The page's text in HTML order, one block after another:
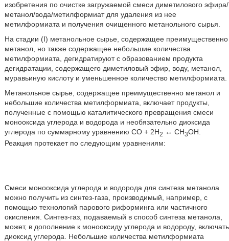
изобретения по очистке загружаемой смеси диметилового эфира/
метанол/вода/метилформиат для удаления из нее
метилформиата и получения очищенного метанольного сырья.
На стадии (I) метанольное сырье, содержащее преимущественно
метанол, но также содержащее небольшие количества
метилформиата, дегидратируют с образованием продукта
дегидратации, содержащего диметиловый эфир, воду, метанол,
муравьиную кислоту и уменьшенное количество метилформиата.
Метанольное сырье, содержащее преимущественно метанол и
небольшие количества метилформиата, включает продукты,
полученные с помощью каталитического превращения смеси
монооксида углерода и водорода и необязательно диоксида
углерода по суммарному уравнению СО + 2Н2 ↔ СН3ОН.
Реакция протекает по следующим уравнениям:
Смеси монооксида углерода и водорода для синтеза метанола
можно получить из синтез-газа, производимый, например, с
помощью технологий парового риформинга или частичного
окисления. Синтез-газ, подаваемый в способ синтеза метанола,
может, в дополнение к монооксиду углерода и водороду, включать
диоксид углерода. Небольшие количества метилформиата